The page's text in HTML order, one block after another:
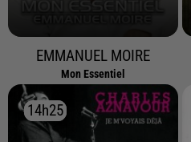
EMMANUEL MOIRE
Mon Essentiel
14h25
14h25